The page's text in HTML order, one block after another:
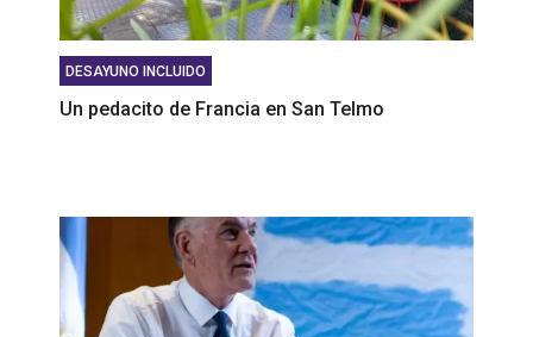
DESAYUNO INCLUIDO
Un pedacito de Francia en San Telmo